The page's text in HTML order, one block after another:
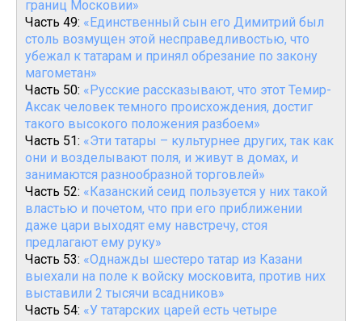
границ Московии»
Часть 49: «Единственный сын его Димитрий был
столь возмущен этой несправедливостью, что
убежал к татарам и принял обрезание по закону
магометан»
Часть 50: «Русские рассказывают, что этот Темир-
Аксак человек темного происхождения, достиг
такого высокого положения разбоем»
Часть 51: «Эти татары – культурнее других, так как
они и возделывают поля, и живут в домах, и
занимаются разнообразной торговлей»
Часть 52: «Казанский сеид пользуется у них такой
властью и почетом, что при его приближении
даже цари выходят ему навстречу, стоя
предлагают ему руку»
Часть 53: «Однажды шестеро татар из Казани
выехали на поле к войску московита, против них
выставили 2 тысячи всадников»
Часть 54: «У татарских царей есть четыре